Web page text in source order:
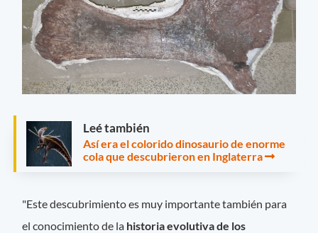
Leé también
Así era el colorido dinosaurio de enorme
cola que descubrieron en Inglaterra
"Este descubrimiento es muy importante también para
el conocimiento de la historia evolutiva de los